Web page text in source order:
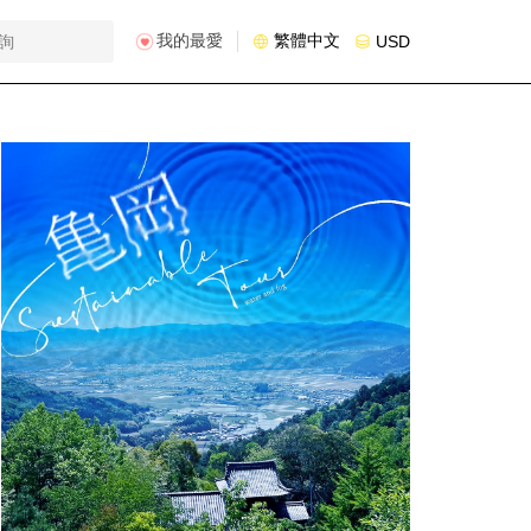
我的最愛 繁體中文 USD